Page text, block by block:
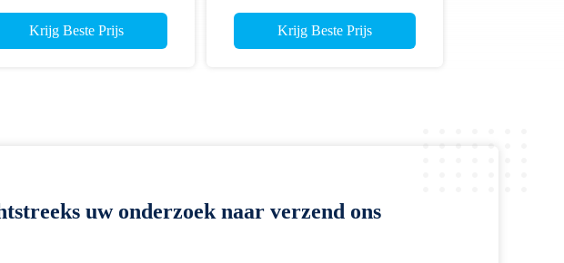
Krijg Beste Prijs
Naadloze buis ASTM A312
TP304
Krijg Beste Prijs
uw onderzoek naar verzend ons